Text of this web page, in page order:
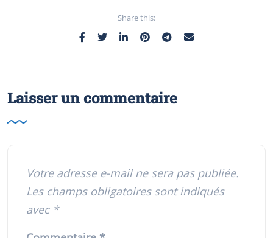
Share this:
Laisser un commentaire
Votre adresse e-mail ne sera pas publiée.
Les champs obligatoires sont indiqués
avec *